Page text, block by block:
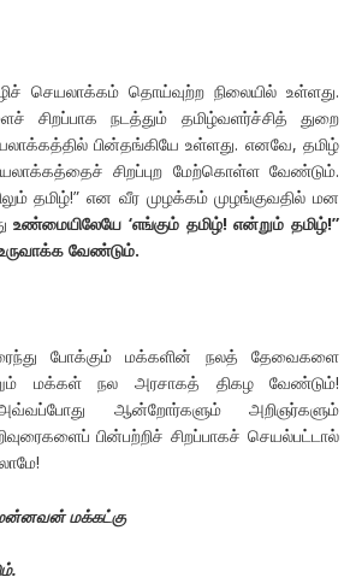
செயலாக்கம் தொய்வுற்ற நிலையில் உள்ளது.
சிறப்பாக நடத்தும் தமிழ்வளர்ச்சித் துறை
பின்தங்கியே உள்ளது. எனவே, தமிழ்
சிறப்புற மேற்கொள்ள வேண்டும்.
தமிழ்!” என வீர முழக்கம் முழங்குவதில் மன
உண்மையிலேயே ‘எங்கும் தமிழ்! என்றும் தமிழ்!”
வேண்டும்.
போக்கும் மக்களின் நலத் தேவைகளை
மக்கள் நல அரசாகத் திகழ வேண்டும்!
ஆன்றோர்களும் அறிஞர்களும்
பின்பற்றிச் சிறப்பாகச் செயல்பட்டால்
மன்னவன் மக்கட்கு